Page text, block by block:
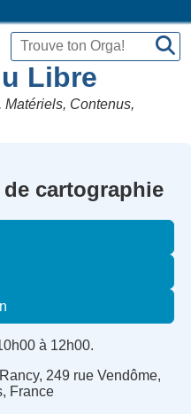
Libre
Contenus,
cartographie
à 12h00.
249 rue Vendôme,
France